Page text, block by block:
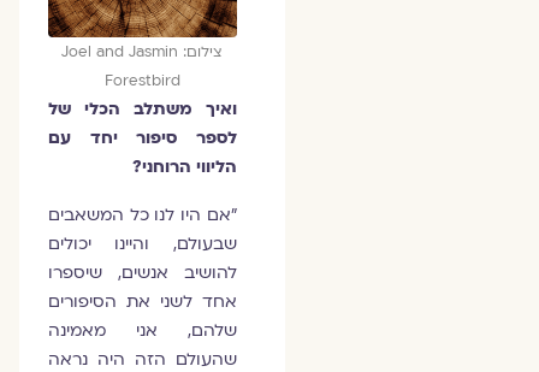
צילום: Joel and Jasmin
Forestbird
ואיך משתלב הכלי של
לספר סיפור יחד עם
הליווי הרוחני?
"אם היו לנו כל המשאבים
שבעולם, והיינו יכולים
להושיב אנשים, שיספרו
אחד לשני את הסיפורים
שלהם, אני מאמינה
שהעולם הזה היה נראה